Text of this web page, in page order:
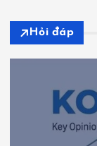
Hỏi đáp